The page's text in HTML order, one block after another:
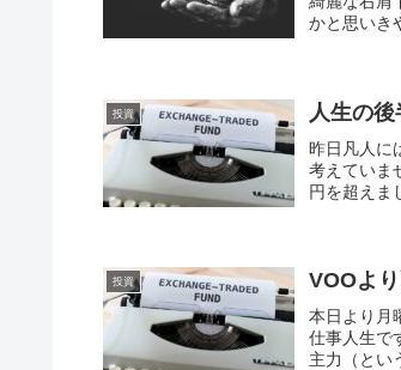
かと思いき
投資 人生の
昨日凡人に
考えていま
円を超えま
投資 VOOよ
本日より月
仕事人生で
主力（とい